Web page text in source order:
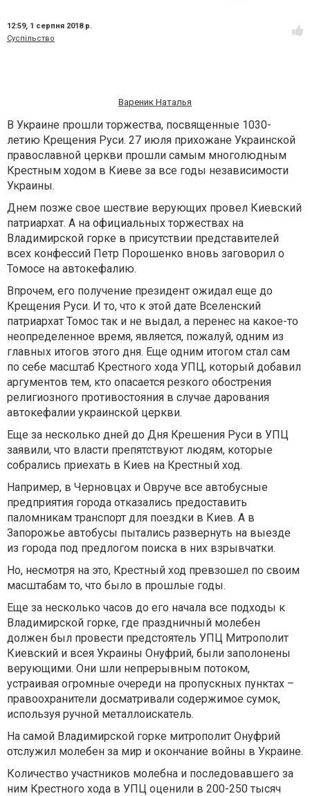
12:59, 1 серпня 2018 р.
Суспільство
Вареник Наталья
В Украине прошли торжества, посвященные 1030-
летию Крещения Руси. 27 июля прихожане Украинской
православной церкви прошли самым многолюдным
Крестным ходом в Киеве за все годы независимости
Украины.
Днем позже свое шествие верующих провел Киевский
патриархат. А на официальных торжествах на
Владимирской горке в присутствии представителей
всех конфессий Петр Порошенко вновь заговорил о
Томосе на автокефалию.
Впрочем, его получение президент ожидал еще до
Крещения Руси. И то, что к этой дате Вселенский
патриархат Томос так и не выдал, а перенес на какое-то
неопределенное время, является, пожалуй, одним из
главных итогов этого дня. Еще одним итогом стал сам
по себе масштаб Крестного хода УПЦ, который добавил
аргументов тем, кто опасается резкого обострения
религиозного противостояния в случае дарования
автокефалии украинской церкви.
Еще за несколько дней до Дня Крешения Руси в УПЦ
заявили, что власти препятствуют людям, которые
собрались приехать в Киев на Крестный ход.
Например, в Черновцах и Овруче все автобусные
предприятия города отказались предоставить
паломникам транспорт для поездки в Киев. А в
Запорожье автобусы пытались развернуть на выезде
из города под предлогом поиска в них взрывчатки.
Но, несмотря на это, Крестный ход превзошел по своим
масштабам то, что было в прошлые годы.
Еще за несколько часов до его начала все подходы к
Владимирской горке, где праздничный молебен
должен был провести предстоятель УПЦ Митрополит
Киевский и всея Украины Онуфрий, были заполонены
верующими. Они шли непрерывным потоком,
устраивая огромные очереди на пропускных пунктах –
правоохранители досматривали содержимое сумок,
используя ручной металлоискатель.
На самой Владимирской горке митрополит Онуфрий
отслужил молебен за мир и окончание войны в Украине.
Количество участников молебна и последовавшего за
ним Крестного хода в УПЦ оценили в 200-250 тысяч